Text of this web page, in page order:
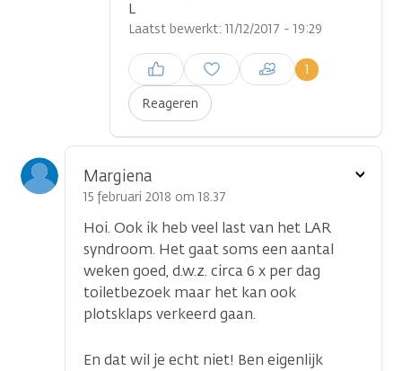
L
Laatst bewerkt: 11/12/2017 - 19:29
Reageren
1
Inloggen om een reactie te
plaatsen
Margiena
15 februari 2018 om 18.37
Hoi. Ook ik heb veel last van het LAR
syndroom. Het gaat soms een aantal
weken goed, d.w.z. circa 6 x per dag
toiletbezoek maar het kan ook
plotsklaps verkeerd gaan.
En dat wil je echt niet! Ben eigenlijk
Toon